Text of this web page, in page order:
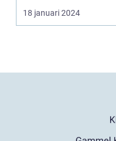
beläg...
18 januari 2024